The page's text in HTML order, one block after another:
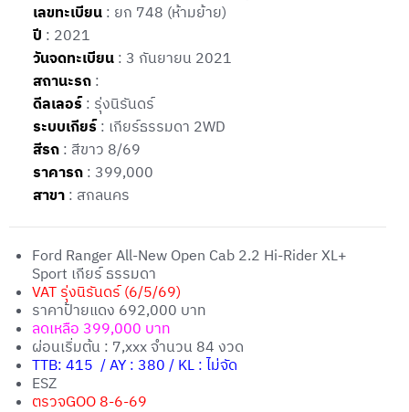
เลขทะเบียน : ยก 748 (ห้ามย้าย)
ปี : 2021
วันจดทะเบียน : 3 กันยายน 2021
สถานะรถ :
ดีลเลอร์: รุ่งนิรันดร์
ระบบเกียร์: เกียร์ธรรมดา 2WD
สีรถ : สีขาว 8/69
ราคารถ : 399,000
สาขา : สกลนคร
Ford Ranger All-New Open Cab 2.2 Hi-Rider XL+
Sport เกียร์ ธรรมดา
VAT รุ่งนิรันดร์ (6/5/69)
ราคาป้ายแดง 692,000 บาท
ลดเหลือ 399,000 บาท
ผ่อนเริ่มต้น : 7,xxx จำนวน 84 งวด
TTB: 415 / AY : 380 / KL : ไม่จัด
ESZ
ตรวจGOO 8-6-69